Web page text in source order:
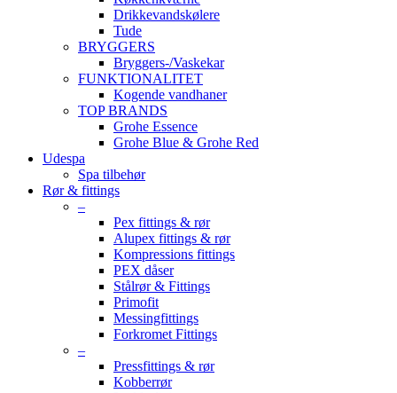
Drikkevandskølere
Tude
BRYGGERS
Bryggers-/Vaskekar
FUNKTIONALITET
Kogende vandhaner
TOP BRANDS
Grohe Essence
Grohe Blue & Grohe Red
Udespa
Spa tilbehør
Rør & fittings
–
Pex fittings & rør
Alupex fittings & rør
Kompressions fittings
PEX dåser
Stålrør & Fittings
Primofit
Messingfittings
Forkromet Fittings
–
Pressfittings & rør
Kobberrør